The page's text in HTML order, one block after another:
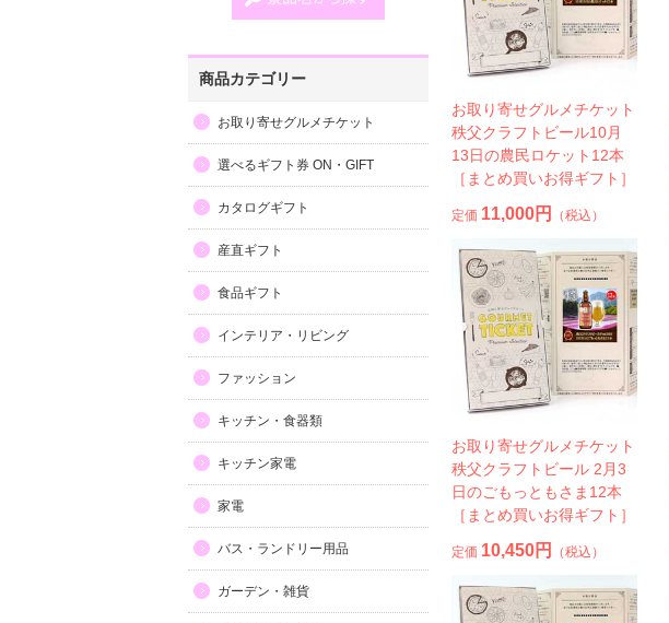
商品カテゴリー
お取り寄せグルメチケット
選べるギフト券 ON・GIFT
カタログギフト
産直ギフト
食品ギフト
インテリア・リビング
ファッション
キッチン・食器類
キッチン家電
家電
バス・ランドリー用品
ガーデン・雑貨
お取り寄せグルメチケット
秩父クラフトビール10月
13日の農民ロケット12本
［まとめ買いお得ギフト］
定価 11,000円 （税込）
お取り寄せグルメチケット
秩父クラフトビール 2月3
日のごもっともさま12本
［まとめ買いお得ギフト］
定価 10,450円 （税込）